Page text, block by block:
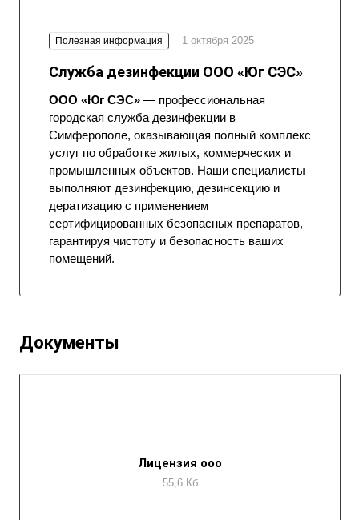
Полезная информация 1 октября 2025
Служба дезинфекции ООО «Юг СЭС»
ООО «Юг СЭС» — профессиональная
городская служба дезинфекции в
Симферополе, оказывающая полный комплекс
услуг по обработке жилых, коммерческих и
промышленных объектов. Наши специалисты
выполняют дезинфекцию, дезинсекцию и
дератизацию с применением
сертифицированных безопасных препаратов,
гарантируя чистоту и безопасность ваших
помещений.
Документы
Лицензия ооо
55,6 Кб